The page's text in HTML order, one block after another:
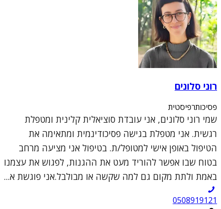
רוני סלונים
פסיכותרפיסטית
שמי רוני סלונים, אני עובדת סוציאלית קלינית ומטפלת
רגשית. אני מטפלת בגישה פסיכודינמית ומתאימה את
הטיפול באופן אישי למטופל/ת. בטיפול אני מציעה מרחב
בטוח שבו אפשר להוריד מעט את ההגנות, לפגוש את עצמנו
באמת ולתת מקום גם למה שקשה או מבולבל.אני פוגשת א...
0508919121